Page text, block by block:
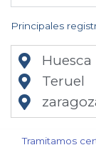
Principales
Huesca
Teruel
Tramitamos